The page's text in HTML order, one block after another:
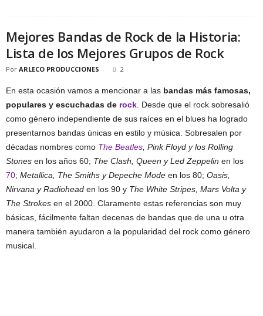
Mejores Bandas de Rock de la Historia:
Lista de los Mejores Grupos de Rock
Por ARLECO PRODUCCIONES 2
En esta ocasión vamos a mencionar a las bandas más famosas,
populares y escuchadas de rock . Desde que el rock sobresalió
como género independiente de sus raíces en el blues ha logrado
presentarnos bandas únicas en estilo y música. Sobresalen por
décadas nombres como The Beatles , Pink Floyd y los Rolling
Stones en los años 60; The Clash, Queen y Led Zeppelin en los
70; Metallica, The Smiths y Depeche Mode en los 80; Oasis,
Nirvana y Radiohead en los 90 y The White Stripes, Mars Volta y
The Strokes en el 2000. Claramente estas referencias son muy
básicas, fácilmente faltan decenas de bandas que de una u otra
manera también ayudaron a la popularidad del rock como género
musical.